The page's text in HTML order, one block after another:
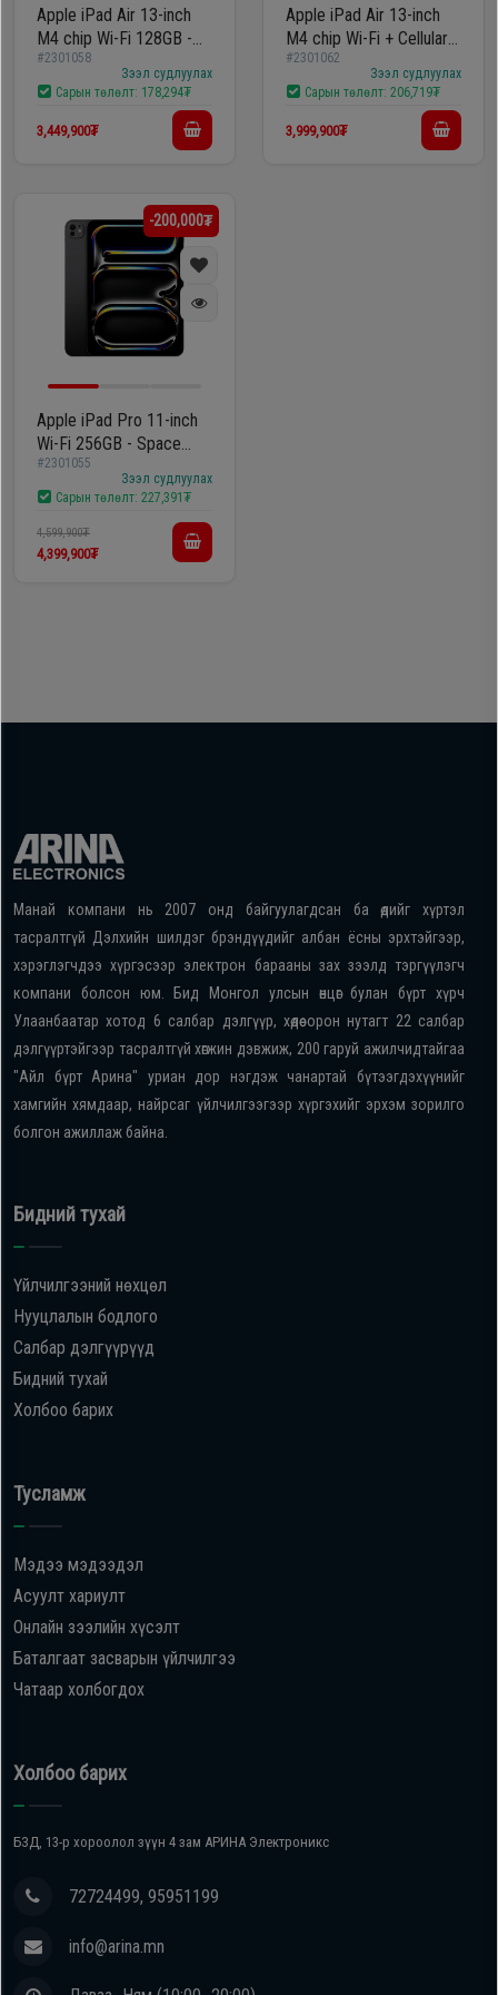
Apple iPad Air 13-inch
M4 chip Wi-Fi 128GB -
MH5N4ZP/A
#2301058
Зээл судлуулах
Сарын төлөлт: 178,294₮
3,449,900₮
Apple iPad Air 13-inch
M4 chip Wi-Fi + Cellular
128GB - Space Grey
MH9D4ZP/A
#2301062
Зээл судлуулах
Сарын төлөлт: 206,719₮
3,999,900₮
-200,000₮
Apple iPad Pro 11-inch
Wi-Fi 256GB - Space
Black MDWK4ZP/A (M5
chip, New2025)
#2301055
Зээл судлуулах
Сарын төлөлт: 227,391₮
4,599,900₮
4,399,900₮
Манай компани нь 2007 онд байгуулагдсан ба өдийг хүртэл
тасралтгүй Дэлхийн шилдэг брэндүүдийг албан ёсны эрхтэйгээр,
хэрэглэгчдээ хүргэсээр электрон барааны зах зээлд тэргүүлэгч
компани болсон юм. Бид Монгол улсын өнцөг булан бүрт хүрч
Улаанбаатар хотод 6 салбар дэлгүүр, хөдөө орон нутагт 22 салбар
дэлгүүртэйгээр тасралтгүй хөгжин дэвжиж, 200 гаруй ажилчидтайгаа
"Айл бүрт Арина" уриан дор нэгдэж чанартай бүтээгдэхүүнийг
хамгийн хямдаар, найрсаг үйлчилгээгээр хүргэхийг эрхэм зорилго
болгон ажиллаж байна.
Бидний тухай
Үйлчилгээний нөхцөл
Нууцлалын бодлого
Салбар дэлгүүрүүд
Бидний тухай
Холбоо барих
Тусламж
Мэдээ мэдээдэл
Асуулт хариулт
Онлайн зээлийн хүсэлт
Баталгаат засварын үйлчилгээ
Чатаар холбогдох
Холбоо барих
БЗД, 13-р хороолол зүүн 4 зам АРИНА Электроникс
72724499, 95951199
info@arina.mn